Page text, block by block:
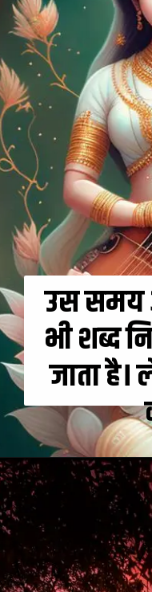
उस समय
भी शब्द
जाता है।